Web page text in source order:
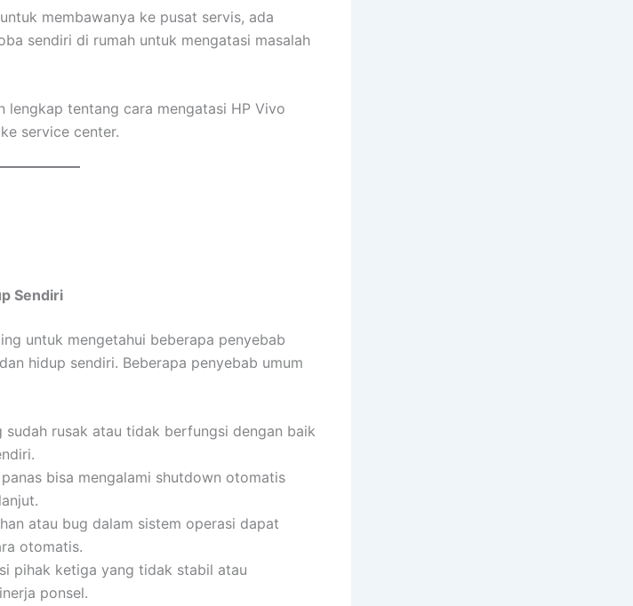
membawanya ke pusat servis, ada
sendiri di rumah untuk mengatasi masalah
lengkap tentang cara mengatasi HP Vivo
service center.
Sendiri
untuk mengetahui beberapa penyebab
hidup sendiri. Beberapa penyebab umum
sudah rusak atau tidak berfungsi dengan baik
bisa mengalami shutdown otomatis
atau bug dalam sistem operasi dapat
otomatis.
pihak ketiga yang tidak stabil atau
ponsel.